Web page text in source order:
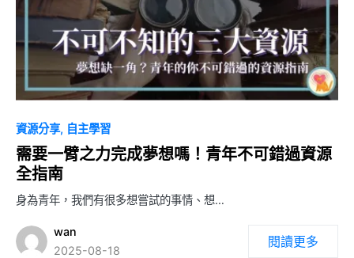
資源分享 自主學習
需要一臂之力完成夢想嗎！青年不可錯過資源
全指南
身為青年，我們有很多想嘗試的事情、想…
wan
2025-08-18
閱讀更多